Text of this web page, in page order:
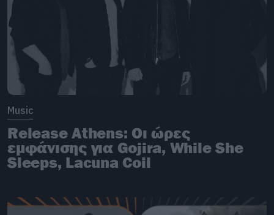
Music
Release Athens: Οι ώρες
εμφάνισης για Gojira, While She
Sleeps, Lacuna Coil